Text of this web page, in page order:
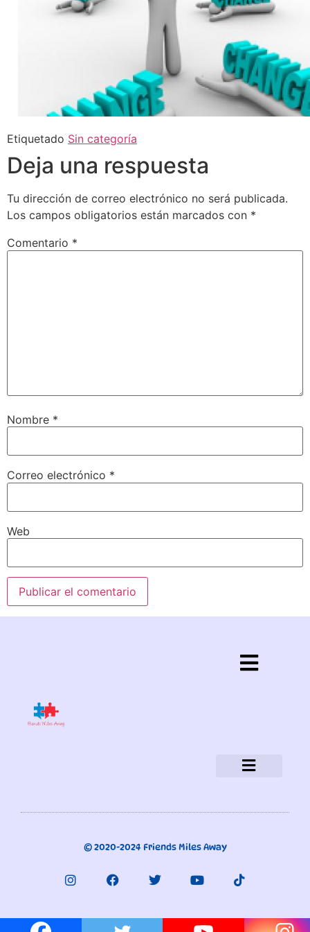
Etiquetado Sin categoría
Deja una respuesta
Tu dirección de correo electrónico no será publicada.
Los campos obligatorios están marcados con *
Comentario *
Nombre *
Correo electrónico *
Web
© 2020-2024 Friends Miles Away